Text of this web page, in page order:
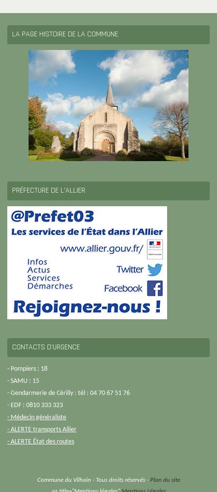
LA PAGE HISTOIRE DE LA COMMUNE
PRÉFECTURE DE L’ALLIER
CONTACTS D’URGENCE
- Pompiers : 18
- SAMU : 15
- Gendarmerie de Cérilly : tél : 04 70 67 51 76
- EDF : 0810 333 323
- Médecin généraliste
- ALERTE transports Allier
- ALERTE État des routes
Commune du Vilhain - Tous droits réservés - Plan du site